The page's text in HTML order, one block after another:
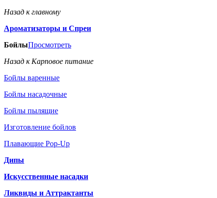
Назад к главному
Ароматизаторы и Спреи
БойлыПросмотреть
Назад к Карповое питание
Бойлы варенные
Бойлы насадочные
Бойлы пылящие
Изготовление бойлов
Плавающие Pop-Up
Дипы
Искусственные насадки
Ликвиды и Аттрактанты